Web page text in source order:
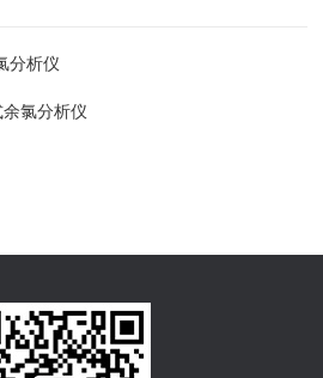
分析仪
氯分析仪